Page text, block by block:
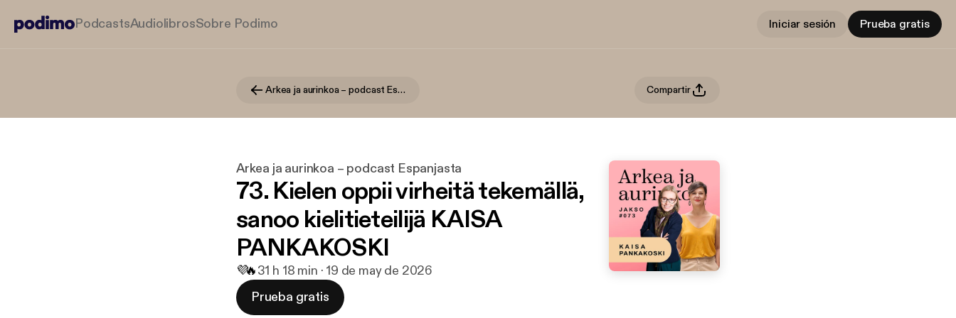
PodcastsAudiolibrosSobre Podimo Iniciar sesión Prueba gratis
Arkea ja aurinkoa – podcast Espanjasta Compartir
Arkea ja aurinkoa – podcast Espanjasta
73. Kielen oppii virheitä tekemällä,
sanoo kielitieteilijä KAISA
PANKAKOSKI
💜🔥31 h 18 min · 19 de may de 2026
Prueba gratis